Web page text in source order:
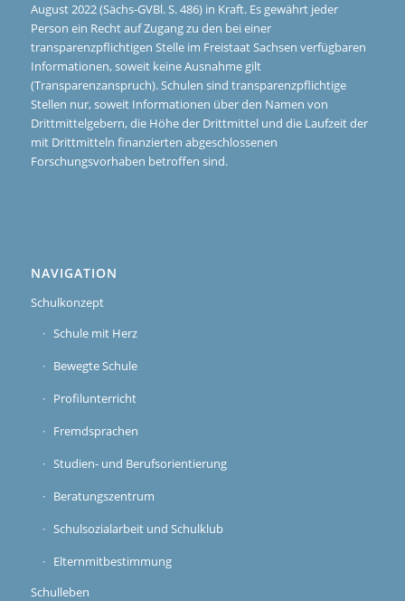
August 2022 (Sächs-GVBl. S. 486) in Kraft. Es gewährt jeder
Person ein Recht auf Zugang zu den bei einer
transparenzpflichtigen Stelle im Freistaat Sachsen verfügbaren
Informationen, soweit keine Ausnahme gilt
(Transparenzanspruch). Schulen sind transparenzpflichtige
Stellen nur, soweit Informationen über den Namen von
Drittmittelgebern, die Höhe der Drittmittel und die Laufzeit der
mit Drittmitteln finanzierten abgeschlossenen
Forschungsvorhaben betroffen sind.
NAVIGATION
Schulkonzept
Schule mit Herz
Bewegte Schule
Profilunterricht
Fremdsprachen
Studien- und Berufsorientierung
Beratungszentrum
Schulsozialarbeit und Schulklub
Elternmitbestimmung
Schulleben